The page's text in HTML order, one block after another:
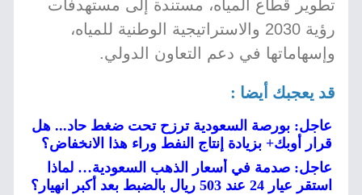
تطوير قطاع المياه، مستندة إلى مستهدفات
رؤية 2030 والاستراتيجية الوطنية للمياه،
وإسهاماتها في دعم التعاون الدولي.
قد يعجبك أيضا :
عاجل: بورصة السعودية ترزح تحت ضغط حاد... هل
قرار أوبك+ بزيادة إنتاج النفط وراء هذا الانخفاض؟
عاجل: صدمة في أسعار الذهب السعودية… لماذا
استقر عيار 24 عند 503 ريال بالضبط بعد أكبر انهيار؟